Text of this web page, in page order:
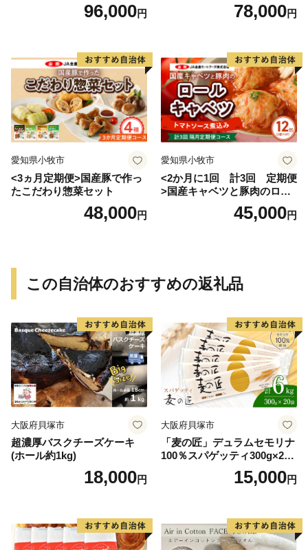
96,000円 78,000円
愛知県小牧市
<3ヵ月定期便>国産豚で作っ
たこだわり惣菜セット
48,000円
愛知県小牧市
<2か月に1回 計3回 定期便
>国産キャベツと豚肉のロー
ルキャベツ（6P入り）
45,000円
この自治体のおすすめの返礼品
大阪府貝塚市
超濃厚バスクチーズケーキ
(ホール約1kg)
18,000円
大阪府貝塚市
「麦の匠」デュラムセモリナ
100％スパゲッティ300g×20
袋/パスタ 国産 貝塚産 麺 も
ちもち 大阪府貝塚市15,000円